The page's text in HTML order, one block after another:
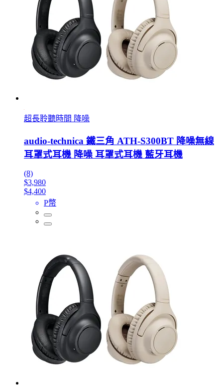
超長聆聽時間 降噪
audio-technica 鐵三角 ATH-S300BT 降噪無線
耳罩式耳機 降噪 耳罩式耳機 藍牙耳機
(8)
$3,980
$4,400
P幣